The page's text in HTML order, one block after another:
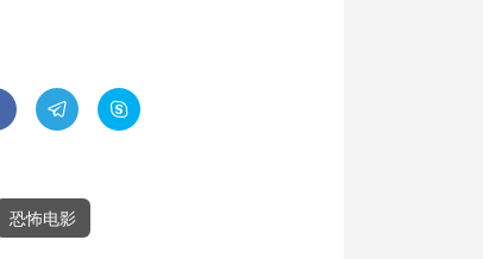
 
恐怖电影